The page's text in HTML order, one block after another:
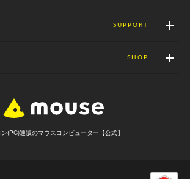
SUPPORT
SHOP
(PC)通販のマウスコンピューター【公式】